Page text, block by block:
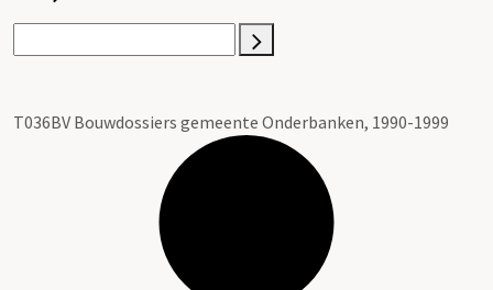
T036BV Bouwdossiers gemeente Onderbanken, 1990-1999